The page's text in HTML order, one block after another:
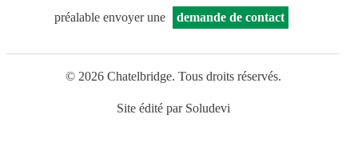
préalable envoyer une
demande de contact
© 2026 Chatelbridge. Tous droits réservés.
Site édité par Soludevi